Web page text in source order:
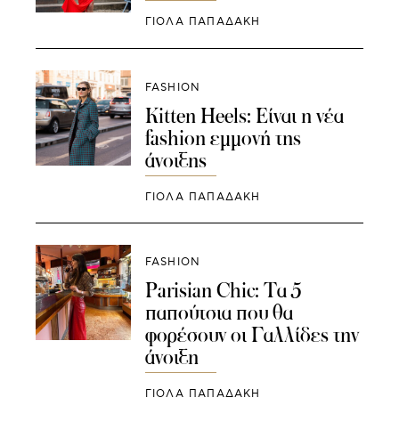
ΓΙΌΛΑ ΠΑΠΑΔΆΚΗ
FASHION
Kitten Heels: Είναι η νέα
fashion εμμονή της
άνοιξης
ΓΙΌΛΑ ΠΑΠΑΔΆΚΗ
FASHION
Parisian Chic: Τα 5
παπούτσια που θα
φορέσουν οι Γαλλίδες την
άνοιξη
ΓΙΌΛΑ ΠΑΠΑΔΆΚΗ